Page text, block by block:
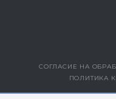
СОГЛАСИЕ НА
ПОЛИТИКА